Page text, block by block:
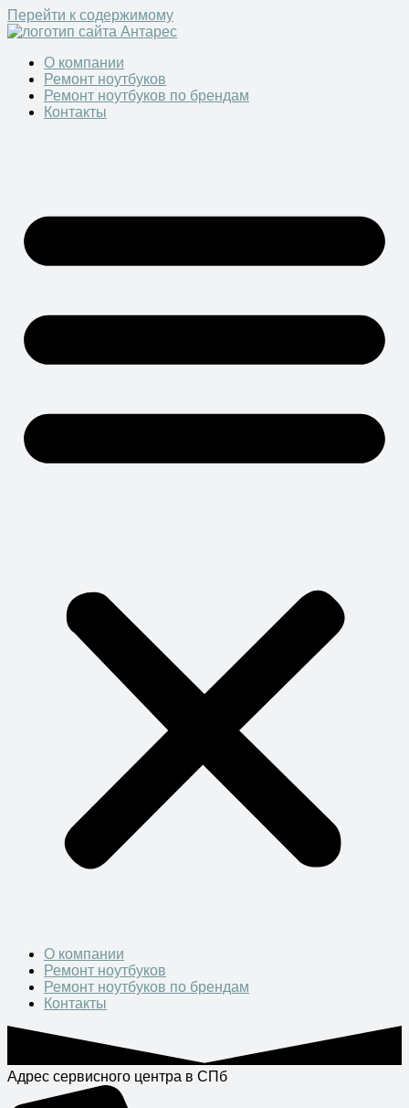
Перейти к содержимому
О компании
Ремонт ноутбуков
Ремонт ноутбуков по брендам
Контакты
О компании
Ремонт ноутбуков
Ремонт ноутбуков по брендам
Контакты
Адрес сервисного центра в СПб